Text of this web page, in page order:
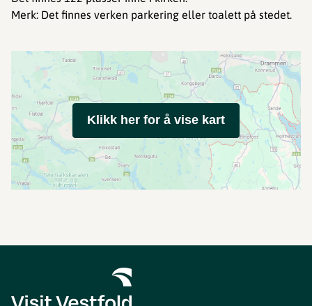
Merk: Det finnes verken parkering eller toalett på stedet.
Klikk her for å vise kart